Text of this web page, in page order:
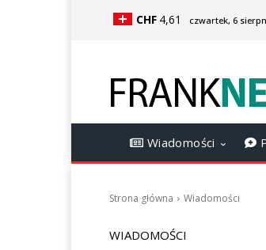
CHF 4,61 czwartek, 6
Wiadomości
Strona główna Wiadomości
WIADOMOŚCI